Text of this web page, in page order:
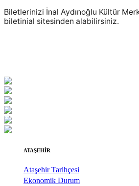
Biletlerinizi İnal Aydınoğlu Kültür
biletinial sitesinden alabilirsiniz.
ATAŞEHİR
Ataşehir Tarihçesi
Ekonomik Durum